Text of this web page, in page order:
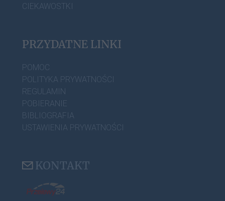
CIEKAWOSTKI
PRZYDATNE LINKI
POMOC
POLITYKA PRYWATNOŚCI
REGULAMIN
POBIERANIE
BIBLIOGRAFIA
USTAWIENIA PRYWATNOŚCI
KONTAKT